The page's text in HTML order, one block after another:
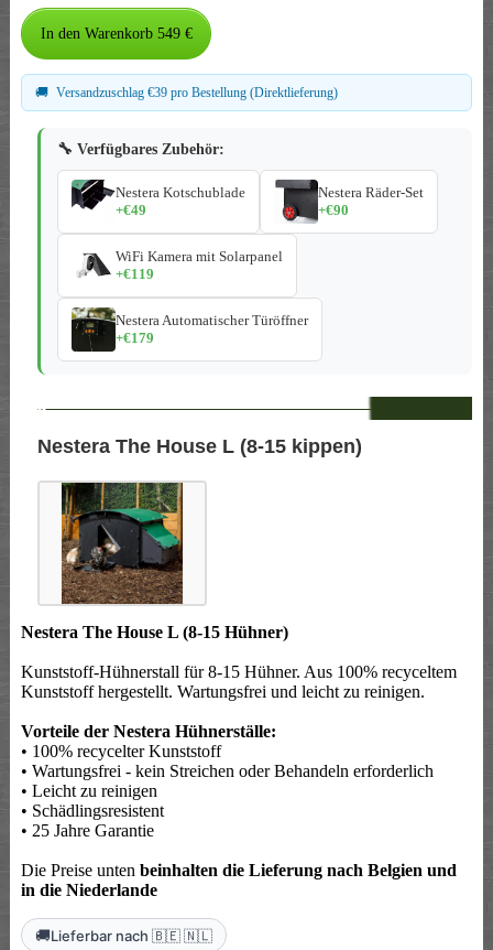
🚚 Versandzuschlag €39 pro Bestellung (Direktlieferung)
🔧 Verfügbares Zubehör:
Nestera Kotschublade
+€49
Nestera Räder-Set
+€90
WiFi Kamera mit Solarpanel
+€119
Nestera Automatischer Türöffner
+€179
--
Nestera The House L (8-15 kippen)
Nestera The House L (8-15 Hühner)
Kunststoff-Hühnerstall für 8-15 Hühner. Aus 100% recyceltem
Kunststoff hergestellt. Wartungsfrei und leicht zu reinigen.
Vorteile der Nestera Hühnerställe:
• 100% recycelter Kunststoff
• Wartungsfrei - kein Streichen oder Behandeln erforderlich
• Leicht zu reinigen
• Schädlingsresistent
• 25 Jahre Garantie
Die Preise unten beinhalten die Lieferung nach Belgien und
in die Niederlande
🚚Lieferbar nach 🇧🇪 🇳🇱